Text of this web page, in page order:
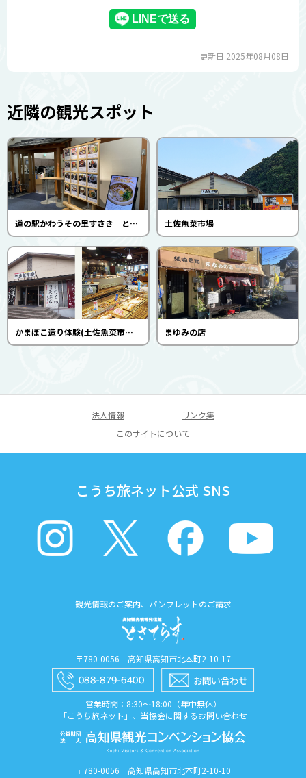
更新日 2025年08月08日
近隣の観光スポット
道の駅かわうその里すさき とれた亭 土佐魚菜市場
かまぼこ造り体験(土佐魚菜市場本店) まゆみの店
法人情報
リンク集
このサイトについて
こうち旅ネット公式 SNS
観光情報のご案内、パンフレットのご請求
〒780-0056 高知県高知市北本町2-10-17
営業時間：8:30〜18:00（年中無休）
「こうち旅ネット」、当協会に関するお問い合わせ
〒780-0056 高知県高知市北本町2-10-10